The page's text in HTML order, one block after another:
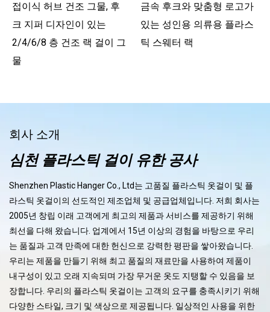
접이식 허브 건조 그물, 후
크 지퍼 디자인이 있는
2/4/6/8 층 건조 랙 걸이 그
물
금속 후크와 맞춤형 로고가
있는 성인용 의류용 플라스
틱 스웨터 랙
회사 소개
심천 플라스틱 걸이 유한 공사
Shenzhen Plastic Hanger Co., Ltd는 고품질 플라스틱 옷걸이 및 플
라스틱 옷걸이의 선도적인 제조업체 및 공급업체입니다. 저희 회사는
2005년 창립 이래 고객에게 최고의 제품과 서비스를 제공하기 위해
최선을 다해 왔습니다. 업계에서 15년 이상의 경험을 바탕으로 우리
는 품질과 고객 만족에 대한 헌신으로 강력한 평판을 쌓아왔습니다.
우리는 제품을 만들기 위해 최고 품질의 재료만을 사용하여 제품이
내구성이 있고 오래 지속되며 가장 무거운 옷도 지탱할 수 있음을 보
장합니다. 우리의 플라스틱 옷걸이는 고객의 요구를 충족시키기 위해
다양한 스타일, 크기 및 색상으로 제공됩니다. 일상적인 사용을 위한